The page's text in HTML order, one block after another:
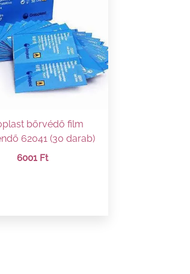
bőrvédő film
62041 (30 darab)
6001 Ft